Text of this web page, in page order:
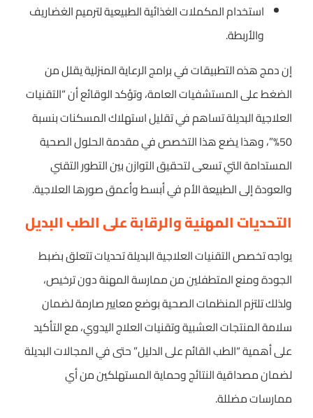
استخدام المكملات الغذائية الطبيعية لترميم الغضاريف
والأربطة.
إن دمج هذه التطبيقات في برامج الرعاية المنزلية يقلل من
الضغط على المستشفيات العامة، وتؤكد الوقائع أن “التقنيات
العلاجية البديلة تساهم في تقليل استهلاك المسكنات بنسبة
50%”، وهذا يضع هذا التخصص في مقدمة الحلول الصحية
المستدامة التي تسعى لتحقيق التوازن بين التطور التقني
والعودة إلى الطبيعة الأم في أبسط وأعمق صورها العلاجية.
التحديات المهنية والرقابة على الطب البديل
يواجه تخصص التقنيات العلاجية البديلة تحديات تتعلق بضبط
الجودة ومنع المتطفلين من ممارسة المهنة دون ترخيص،
ولذلك تلتزم المنظمات الصحية بوضع معايير صارمة لضمان
سلامة المنتجات العشبية وتقنيات العلاج اليدوي، مع التأكيد
على أهمية “الطب القائم على الدليل” حتى في المجالات البديلة
لضمان مصداقية النتائج وحماية المستهلكين من أي
ممارسات مضللة.